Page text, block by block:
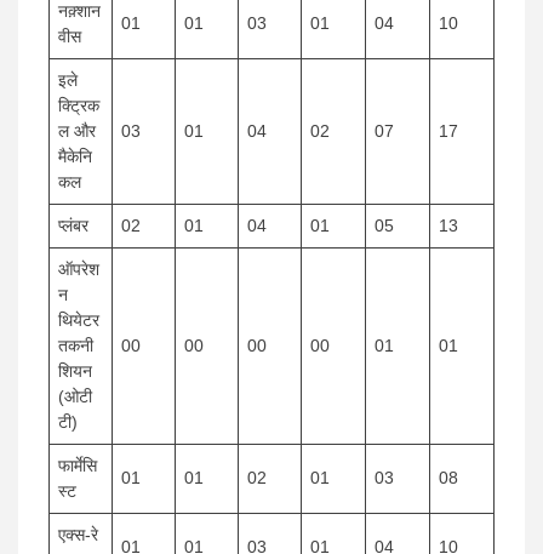
नक़्शान
वीस
01 01 03 01 04 10
इले
क्ट्रिक
ल और
मैकेनि
कल
03 01 04 02 07 17
प्लंबर 02 01 04 01 05 13
ऑपरेश
न
थियेटर
तकनी
शियन
(ओटी
टी)
00 00 00 00 01 01
फार्मेसि
स्ट
01 01 02 01 03 08
एक्स-रे
01 01 03 01 04 10